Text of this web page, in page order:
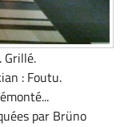
Grillé.
: Foutu.
par Brüno